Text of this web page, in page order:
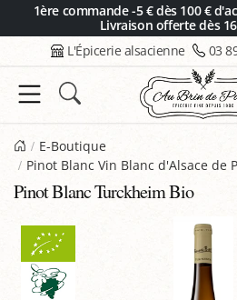
1ère commande -5 € dès 100 €
Livraison offerte dès
L'Épicerie alsacienne 03
E-Boutique
Pinot Blanc Vin Blanc d'Alsace de
Pinot Blanc Turckheim Bio
Panneau de gestion des cookies